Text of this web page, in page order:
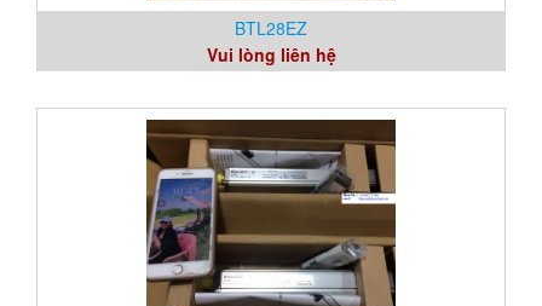
BTL28EZ
Vui lòng liên hệ